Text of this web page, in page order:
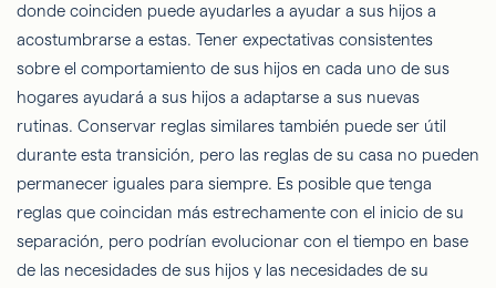
donde coinciden puede ayudarles a ayudar a sus hijos a
acostumbrarse a estas. Tener expectativas consistentes
sobre el comportamiento de sus hijos en cada uno de sus
hogares ayudará a sus hijos a adaptarse a sus nuevas
rutinas. Conservar reglas similares también puede ser útil
durante esta transición, pero las reglas de su casa no pueden
permanecer iguales para siempre. Es posible que tenga
reglas que coincidan más estrechamente con el inicio de su
separación, pero podrían evolucionar con el tiempo en base
de las necesidades de sus hijos y las necesidades de su